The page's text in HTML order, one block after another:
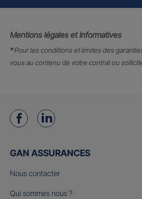
Mentions légales et informatives
*Pour les conditions et limites des
vous au contenu de votre contrat ou
GAN ASSURANCES
Nous contacter
Qui sommes nous ?